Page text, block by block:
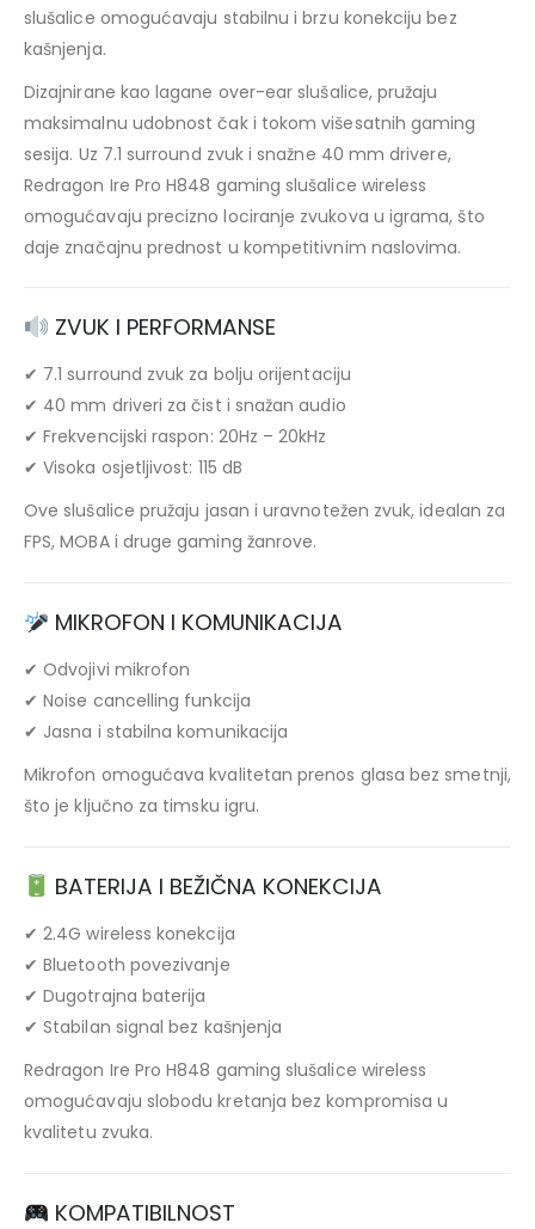
slušalice omogućavaju stabilnu i brzu konekciju bez
kašnjenja.
Dizajnirane kao lagane over-ear slušalice, pružaju
maksimalnu udobnost čak i tokom višesatnih gaming
sesija. Uz 7.1 surround zvuk i snažne 40 mm drivere,
Redragon Ire Pro H848 gaming slušalice wireless
omogućavaju precizno lociranje zvukova u igrama, što
daje značajnu prednost u kompetitivnim naslovima.
ZVUK I PERFORMANSE
✔ 7.1 surround zvuk za bolju orijentaciju
✔ 40 mm driveri za čist i snažan audio
✔ Frekvencijski raspon: 20Hz – 20kHz
✔ Visoka osjetljivost: 115 dB
Ove slušalice pružaju jasan i uravnotežen zvuk, idealan za
FPS, MOBA i druge gaming žanrove.
MIKROFON I KOMUNIKACIJA
✔ Odvojivi mikrofon
✔ Noise cancelling funkcija
✔ Jasna i stabilna komunikacija
Mikrofon omogućava kvalitetan prenos glasa bez smetnji,
što je ključno za timsku igru.
BATERIJA I BEŽIČNA KONEKCIJA
✔ 2.4G wireless konekcija
✔ Bluetooth povezivanje
✔ Dugotrajna baterija
✔ Stabilan signal bez kašnjenja
Redragon Ire Pro H848 gaming slušalice wireless
omogućavaju slobodu kretanja bez kompromisa u
kvalitetu zvuka.
KOMPATIBILNOST